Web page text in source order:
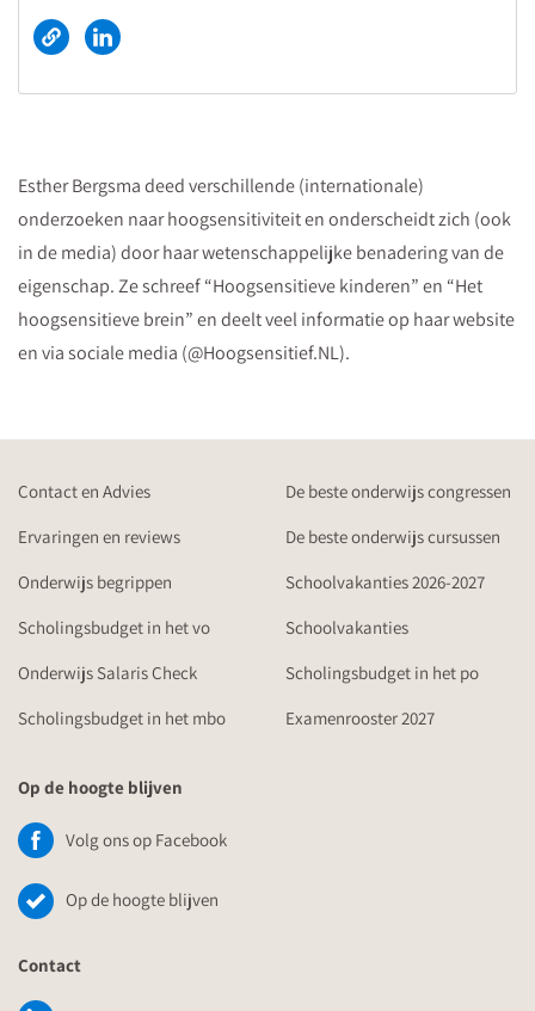
Esther Bergsma deed verschillende (internationale)
onderzoeken naar hoogsensitiviteit en onderscheidt zich (ook
in de media) door haar wetenschappelijke benadering van de
eigenschap. Ze schreef “Hoogsensitieve kinderen” en “Het
hoogsensitieve brein” en deelt veel informatie op haar website
en via sociale media (@Hoogsensitief.NL).
Contact en Advies
De beste onderwijs congressen
Ervaringen en reviews
De beste onderwijs cursussen
Onderwijs begrippen
Schoolvakanties 2026-2027
Scholingsbudget in het vo
Schoolvakanties
Onderwijs Salaris Check
Scholingsbudget in het po
Scholingsbudget in het mbo
Examenrooster 2027
Op de hoogte blijven
Volg ons op Facebook
Op de hoogte blijven
Contact